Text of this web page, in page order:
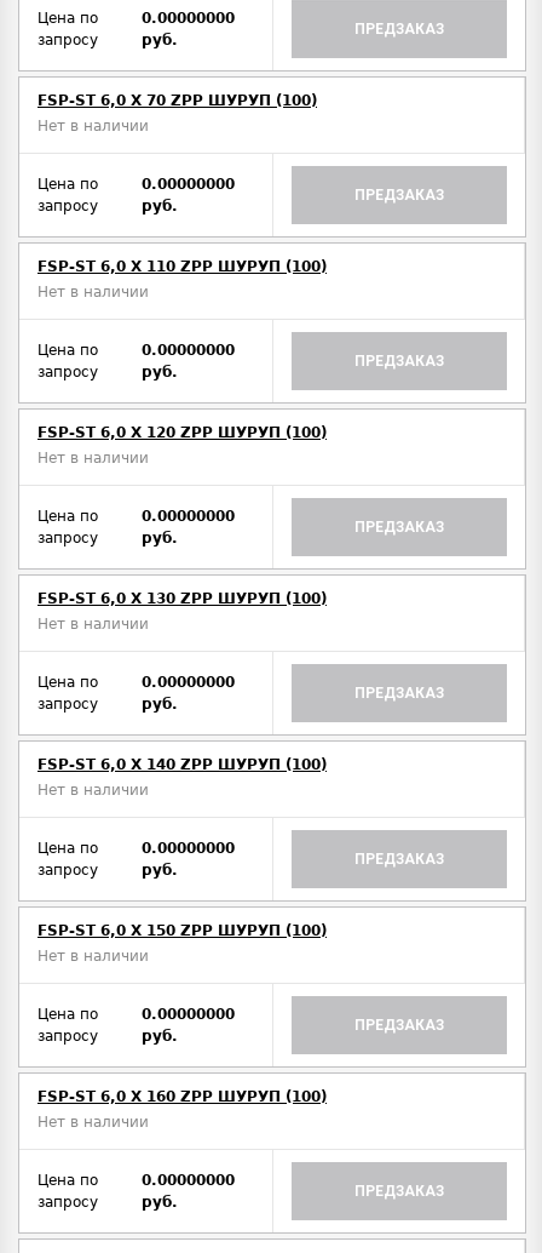
Цена по
запросу
0.00000000
руб.
ПРЕДЗАКАЗ
FSP-ST 6,0 X 70 ZPP ШУРУП (100)
Нет в наличии
Цена по
запросу
0.00000000
руб.
ПРЕДЗАКАЗ
FSP-ST 6,0 X 110 ZPP ШУРУП (100)
Нет в наличии
Цена по
запросу
0.00000000
руб.
ПРЕДЗАКАЗ
FSP-ST 6,0 X 120 ZPP ШУРУП (100)
Нет в наличии
Цена по
запросу
0.00000000
руб.
ПРЕДЗАКАЗ
FSP-ST 6,0 X 130 ZPP ШУРУП (100)
Нет в наличии
Цена по
запросу
0.00000000
руб.
ПРЕДЗАКАЗ
FSP-ST 6,0 X 140 ZPP ШУРУП (100)
Нет в наличии
Цена по
запросу
0.00000000
руб.
ПРЕДЗАКАЗ
FSP-ST 6,0 X 150 ZPP ШУРУП (100)
Нет в наличии
Цена по
запросу
0.00000000
руб.
ПРЕДЗАКАЗ
FSP-ST 6,0 X 160 ZPP ШУРУП (100)
Нет в наличии
Цена по
запросу
0.00000000
руб.
ПРЕДЗАКАЗ